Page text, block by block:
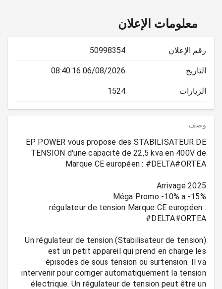
معلومات الإعلان
رقم الإعلان 50998354
التاريخ 06/08/2026 08:40:16
الزيارات 1524
وصف
EP POWER vous propose des STABILISATEUR DE
TENSION d'une capacité de 22,5 kva en 400V de
régulateur de tension Marque CE européen :
Un régulateur de tension (Stabilisateur de tension)
est un petit appareil qui prend en charge les
épisodes de sous tension ou surtension. Il va
intervenir pour corriger automatiquement la tension
électrique. Un régulateur de tension peut être un